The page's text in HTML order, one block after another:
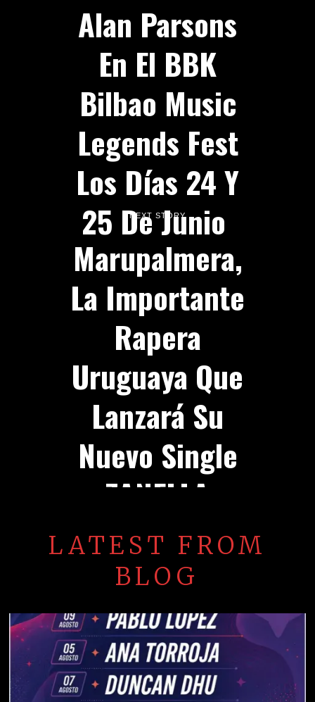
Alan Parsons
En El BBK
Bilbao Music
Legends Fest
Los Días 24 Y
25 De Junio
NEXT STORY
Marupalmera,
La Importante
Rapera
Uruguaya Que
Lanzará Su
Nuevo Single
ZANELLA
LATEST FROM
BLOG